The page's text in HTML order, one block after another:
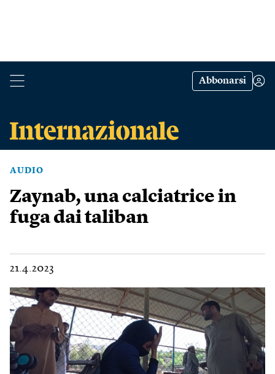
Abbonarsi
AUDIO
Zaynab, una calciatrice in
fuga dai taliban
21.4.2023